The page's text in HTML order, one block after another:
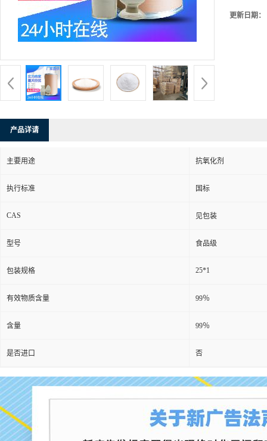
更新日期：
产品详请
主要用途 抗氧化剂
执行标准 国标
CAS 见包装
型号 食品级
包装规格 25*1
有效物质含量 99％
含量 99％
是否进口 否